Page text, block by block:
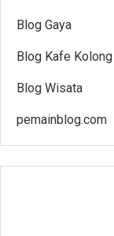
Blog Gaya
Blog Kafe Kolong
Blog Wisata
pemainblog.com